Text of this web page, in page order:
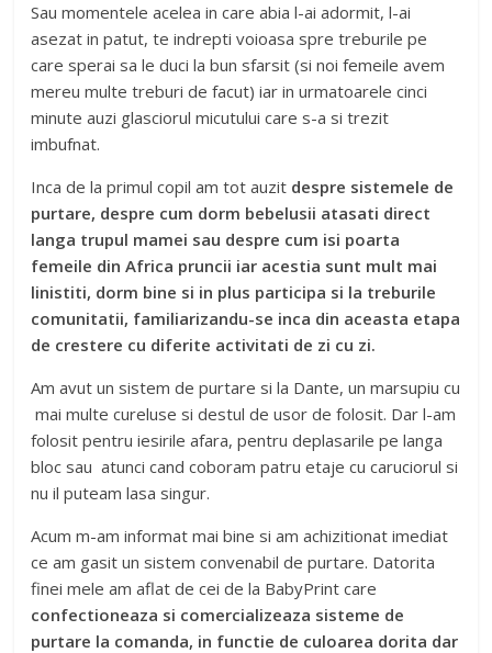
Sau momentele acelea in care abia l-ai adormit, l-ai
asezat in patut, te indrepti voioasa spre treburile pe
care sperai sa le duci la bun sfarsit (si noi femeile avem
mereu multe treburi de facut) iar in urmatoarele cinci
minute auzi glasciorul micutului care s-a si trezit
imbufnat.
Inca de la primul copil am tot auzit despre sistemele de
purtare, despre cum dorm bebelusii atasati direct
langa trupul mamei sau despre cum isi poarta
femeile din Africa pruncii iar acestia sunt mult mai
linistiti, dorm bine si in plus participa si la treburile
comunitatii, familiarizandu-se inca din aceasta etapa
de crestere cu diferite activitati de zi cu zi.
Am avut un sistem de purtare si la Dante, un marsupiu cu
mai multe cureluse si destul de usor de folosit. Dar l-am
folosit pentru iesirile afara, pentru deplasarile pe langa
bloc sau atunci cand coboram patru etaje cu caruciorul si
nu il puteam lasa singur.
Acum m-am informat mai bine si am achizitionat imediat
ce am gasit un sistem convenabil de purtare. Datorita
finei mele am aflat de cei de la BabyPrint care
confectioneaza si comercializeaza sisteme de
purtare la comanda, in functie de culoarea dorita dar